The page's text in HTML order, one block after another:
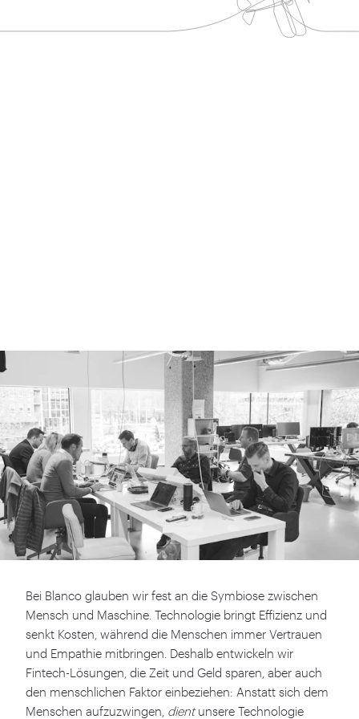
Bei Blanco glauben wir fest an die Symbiose zwischen
Mensch und Maschine. Technologie bringt Effizienz und
senkt Kosten, während die Menschen immer Vertrauen
und Empathie mitbringen. Deshalb entwickeln wir
Fintech-Lösungen, die Zeit und Geld sparen, aber auch
den menschlichen Faktor einbeziehen: Anstatt sich dem
Menschen aufzuzwingen, dientunsere Technologie